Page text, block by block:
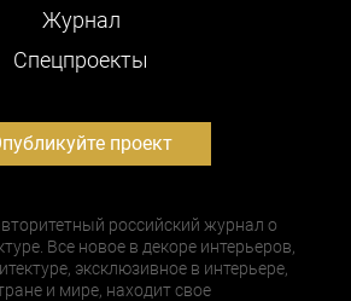
Журнал
Cпецпроекты
проект
российский журнал о
Все новое в декоре интерьеров,
эксклюзивное в интерьере,
и мире, находит свое